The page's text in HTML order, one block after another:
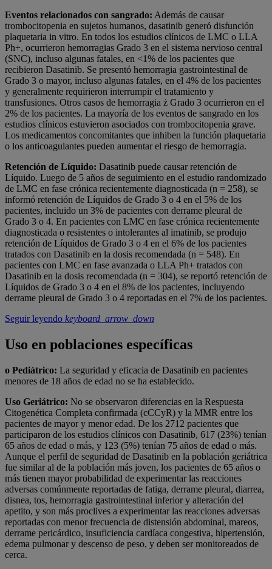
Eventos relacionados con sangrado: Además de causar
trombocitopenia en sujetos humanos, dasatinib generó disfunción
plaquetaria in vitro. En todos los estudios clínicos de LMC o LLA
Ph+, ocurrieron hemorragias Grado 3 en el sistema nervioso central
(SNC), incluso algunas fatales, en <1% de los pacientes que
recibieron Dasatinib. Se presentó hemorragia gastrointestinal de
Grado 3 o mayor, incluso algunas fatales, en el 4% de los pacientes
y generalmente requirieron interrumpir el tratamiento y
transfusiones. Otros casos de hemorragia ż Grado 3 ocurrieron en el
2% de los pacientes. La mayoría de los eventos de sangrado en los
estudios clínicos estuvieron asociados con trombocitopenia grave.
Los medicamentos concomitantes que inhiben la función plaquetaria
o los anticoagulantes pueden aumentar el riesgo de hemorragia.
Retención de Líquido: Dasatinib puede causar retención de
Líquido. Luego de 5 años de seguimiento en el estudio randomizado
de LMC en fase crónica recientemente diagnosticada (n = 258), se
informó retención de Líquidos de Grado 3 o 4 en el 5% de los
pacientes, incluido un 3% de pacientes con derrame pleural de
Grado 3 o 4. En pacientes con LMC en fase crónica recientemente
diagnosticada o resistentes o intolerantes al imatinib, se produjo
retención de Líquidos de Grado 3 o 4 en el 6% de los pacientes
tratados con Dasatinib en la dosis recomendada (n = 548). En
pacientes con LMC en fase avanzada o LLA Ph+ tratados con
Dasatinib en la dosis recomendada (n = 304), se reportó retención de
Líquidos de Grado 3 o 4 en el 8% de los pacientes, incluyendo
derrame pleural de Grado 3 o 4 reportadas en el 7% de los pacientes.
Seguir leyendo keyboard_arrow_down
Uso en poblaciones específicas
o Pediátrico: La seguridad y eficacia de Dasatinib en pacientes
menores de 18 años de edad no se ha establecido.
Uso Geriátrico: No se observaron diferencias en la Respuesta
Citogenética Completa confirmada (cCCyR) y la MMR entre los
pacientes de mayor y menor edad. De los 2712 pacientes que
participaron de los estudios clínicos con Dasatinib, 617 (23%) tenían
65 años de edad o más, y 123 (5%) tenían 75 años de edad o más.
Aunque el perfil de seguridad de Dasatinib en la población geriátrica
fue similar al de la población más joven, los pacientes de 65 años o
más tienen mayor probabilidad de experimentar las reacciones
adversas comúnmente reportadas de fatiga, derrame pleural, diarrea,
disnea, tos, hemorragia gastrointestinal inferior y alteración del
apetito, y son más proclives a experimentar las reacciones adversas
reportadas con menor frecuencia de distensión abdominal, mareos,
derrame pericárdico, insuficiencia cardíaca congestiva, hipertensión,
edema pulmonar y descenso de peso, y deben ser monitoreados de
cerca.